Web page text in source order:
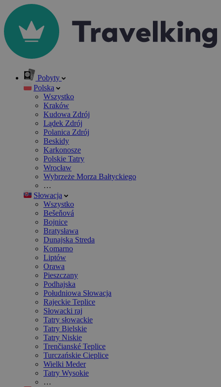
Pobyty
Polska
Wszystko
Kraków
Kudowa Zdrój
Lądek Zdrój
Polanica Zdrój
Beskidy
Karkonosze
Polskie Tatry
Wrocław
Wybrzeże Morza Bałtyckiego
…
Słowacja
Wszystko
Bešeňová
Bojnice
Bratysława
Dunajska Streda
Komarno
Liptów
Orawa
Pieszczany
Podhajska
Południowa Słowacja
Rajeckie Teplice
Słowacki raj
Tatry słowackie
Tatry Bielskie
Tatry Niskie
Trenčianské Teplice
Turczańskie Cieplice
Wielki Meder
Tatry Wysokie
…